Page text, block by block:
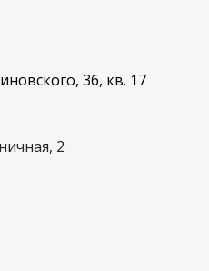
36, кв. 17
2